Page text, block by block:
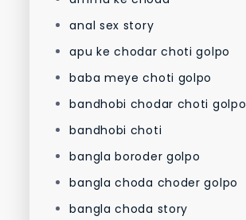
anal sex story
apu ke chodar choti golpo
baba meye choti golpo
bandhobi chodar choti golpo
bandhobi choti
bangla boroder golpo
bangla choda choder golpo
bangla choda story